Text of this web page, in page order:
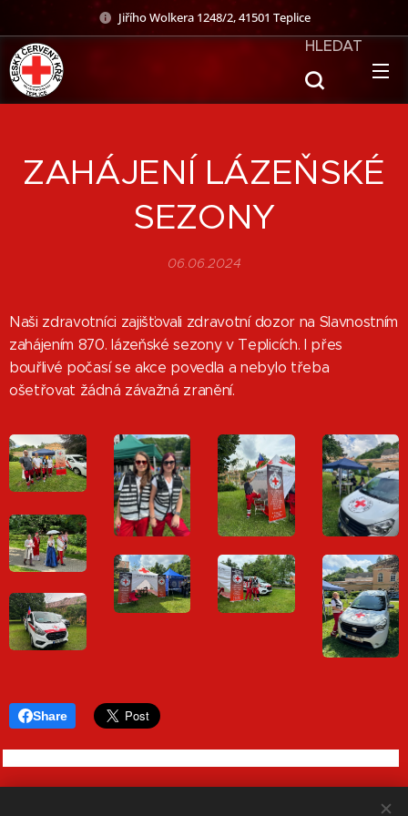
Jiřího Wolkera 1248/2, 41501 Teplice
HLEDAT
ZAHÁJENÍ LÁZEŇSKÉ
SEZONY
06.06.2024
Naši zdravotníci zajišťovali zdravotní dozor na Slavnostním
zahájením 870. lázeňské sezony v Teplicích. I přes
bouřlivé počasí se akce povedla a nebylo třeba
ošetřovat žádná závažná zranění.
Share